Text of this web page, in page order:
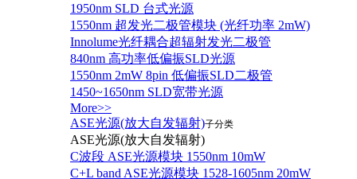
1950nm SLD 台式光源
1550nm 超发光二极管模块 (光纤功率 2mW)
Innolume光纤耦合超辐射发光二极管
840nm 高功率低偏振SLD光源
1550nm 2mW 8pin 低偏振SLD二极管
1450~1650nm SLD宽带光源
More>>
ASE光源(放大自发辐射)子分类
ASE光源(放大自发辐射)
C波段 ASE光源模块 1550nm 10mW
C+L band ASE光源模块 1528-1605nm 20mW